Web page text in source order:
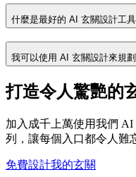
什麼是最好的 AI 玄關設計工具
我可以使用 AI 玄關設計來規
打造令人驚艷的
加入成千上萬使用我們
列，讓每個入口都令人難
免費設計我的玄關